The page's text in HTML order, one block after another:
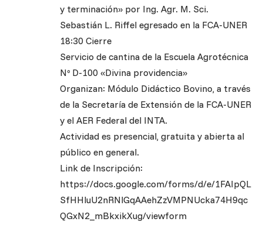
y terminación» por Ing. Agr. M. Sci.
Sebastián L. Riffel egresado en la FCA-UNER
18:30 Cierre
Servicio de cantina de la Escuela Agrotécnica
Nº D-100 «Divina providencia»
Organizan: Módulo Didáctico Bovino, a través
de la Secretaría de Extensión de la FCA-UNER
y el AER Federal del INTA.
Actividad es presencial, gratuita y abierta al
público en general.
Link de Inscripción:
https://docs.google.com/forms/d/e/1FAIpQL
SfHHluU2nRNlGqAAehZzVMPNUcka74H9qc
QGxN2_mBkxikXug/viewform